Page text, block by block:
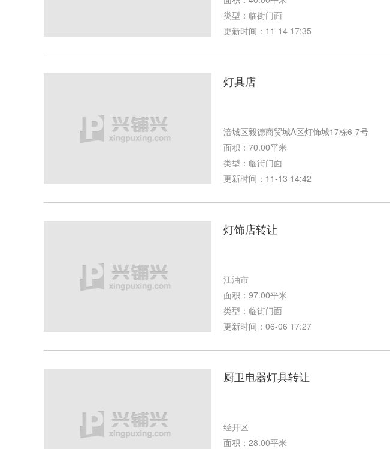
类型：临街门面
更新时间：11-14 17:35
灯具店
涪城区毅德商贸城A区灯饰城17栋6-7号
面积：70.00平米
类型：临街门面
更新时间：11-13 14:42
灯饰店转让
江油市
面积：97.00平米
类型：临街门面
更新时间：06-06 17:27
厨卫电器灯具转让
经开区
面积：28.00平米